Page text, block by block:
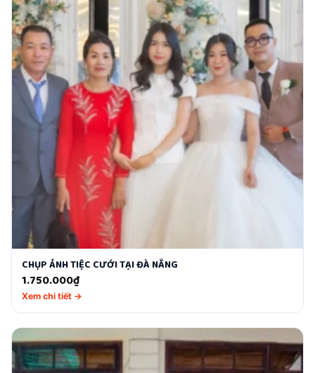
CHỤP ẢNH TIỆC CƯỚI TẠI ĐÀ NẴNG
1.750.000₫
Xem chi tiết →